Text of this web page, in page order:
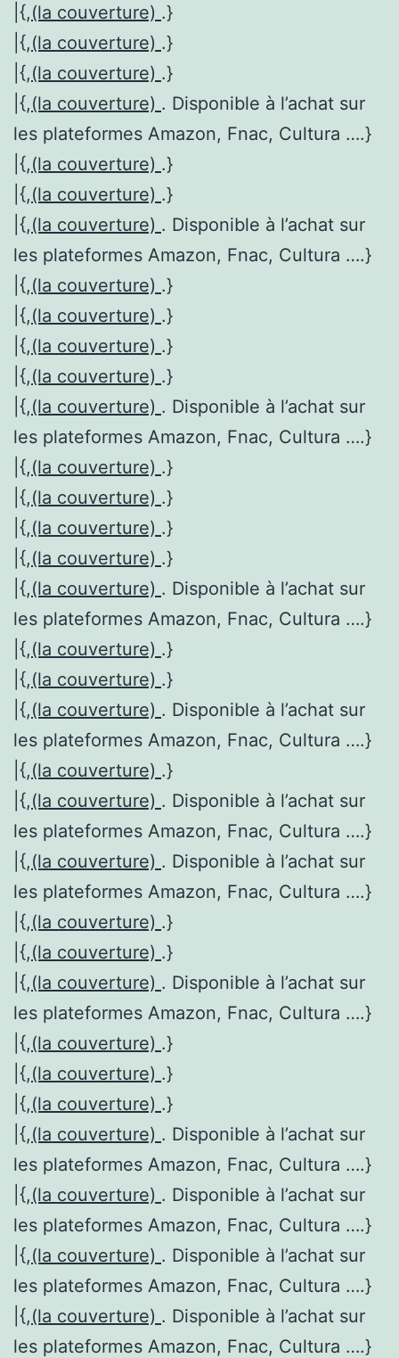
|{,(la couverture) .}
|{,(la couverture) .}
|{,(la couverture) .}
|{,(la couverture) . Disponible à l’achat sur
les plateformes Amazon, Fnac, Cultura ….}
|{,(la couverture) .}
|{,(la couverture) .}
|{,(la couverture) . Disponible à l’achat sur
les plateformes Amazon, Fnac, Cultura ….}
|{,(la couverture) .}
|{,(la couverture) .}
|{,(la couverture) .}
|{,(la couverture) .}
|{,(la couverture) . Disponible à l’achat sur
les plateformes Amazon, Fnac, Cultura ….}
|{,(la couverture) .}
|{,(la couverture) .}
|{,(la couverture) .}
|{,(la couverture) .}
|{,(la couverture) . Disponible à l’achat sur
les plateformes Amazon, Fnac, Cultura ….}
|{,(la couverture) .}
|{,(la couverture) .}
|{,(la couverture) . Disponible à l’achat sur
les plateformes Amazon, Fnac, Cultura ….}
|{,(la couverture) .}
|{,(la couverture) . Disponible à l’achat sur
les plateformes Amazon, Fnac, Cultura ….}
|{,(la couverture) . Disponible à l’achat sur
les plateformes Amazon, Fnac, Cultura ….}
|{,(la couverture) .}
|{,(la couverture) .}
|{,(la couverture) . Disponible à l’achat sur
les plateformes Amazon, Fnac, Cultura ….}
|{,(la couverture) .}
|{,(la couverture) .}
|{,(la couverture) .}
|{,(la couverture) . Disponible à l’achat sur
les plateformes Amazon, Fnac, Cultura ….}
|{,(la couverture) . Disponible à l’achat sur
les plateformes Amazon, Fnac, Cultura ….}
|{,(la couverture) . Disponible à l’achat sur
les plateformes Amazon, Fnac, Cultura ….}
|{,(la couverture) . Disponible à l’achat sur
les plateformes Amazon, Fnac, Cultura ….}